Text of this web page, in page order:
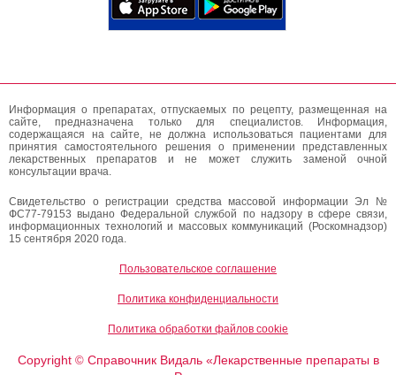
Информация о препаратах, отпускаемых по рецепту, размещенная на
сайте, предназначена только для специалистов. Информация,
содержащаяся на сайте, не должна использоваться пациентами для
принятия самостоятельного решения о применении представленных
лекарственных препаратов и не может служить заменой очной
консультации врача.
Свидетельство о регистрации средства массовой информации Эл №
ФС77-79153 выдано Федеральной службой по надзору в сфере связи,
информационных технологий и массовых коммуникаций (Роскомнадзор)
15 сентября 2020 года.
Пользовательское соглашение
Политика конфиденциальности
Политика обработки файлов cookie
Copyright ©Справочник Видаль «Лекарственные препараты в